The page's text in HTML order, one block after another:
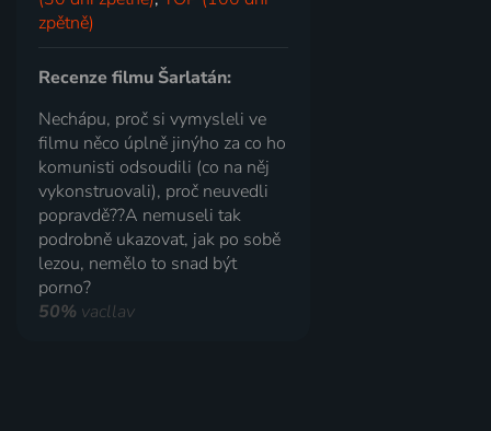
zpětně)
Recenze filmu Šarlatán:
Nechápu, proč si vymysleli ve
filmu něco úplně jinýho za co ho
komunisti odsoudili (co na něj
vykonstruovali), proč neuvedli
popravdě??A nemuseli tak
podrobně ukazovat, jak po sobě
lezou, nemělo to snad být
porno?
50% vacllav